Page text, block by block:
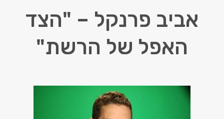
אביב פרנקל – "הצד
האפל של הרשת"